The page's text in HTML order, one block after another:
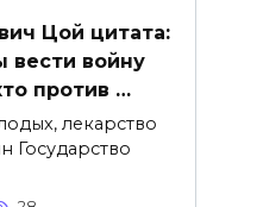
Цой цитата:
вести войну
против …
лекарство
Государство